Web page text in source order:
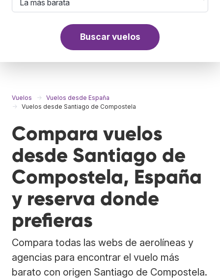
Buscar vuelos
Vuelos
Vuelos desde España
Vuelos desde Santiago de Compostela
Compara vuelos
desde Santiago de
Compostela, España
y reserva donde
prefieras
Compara todas las webs de aerolíneas y
agencias para encontrar el vuelo más
barato con origen Santiago de Compostela.